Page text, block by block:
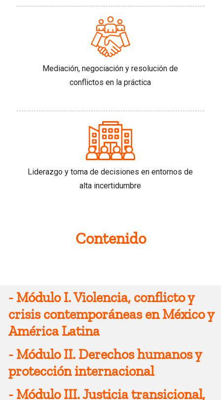
Mediación, negociación y resolución de
conflictos en la práctica
Liderazgo y toma de decisiones en entornos de
alta incertidumbre
Contenido
- Módulo I. Violencia, conflicto y
crisis contemporáneas en México y
América Latina
Conceptos fundamentales: violencia,
conflicto y crisis
Tipologías de violencia: directa,
- Módulo II. Derechos humanos y
protección internacional
- Módulo III. Justicia transicional,